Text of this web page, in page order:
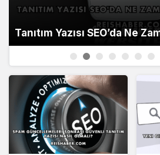
Tanıtım Yazısı SEO’da Ne